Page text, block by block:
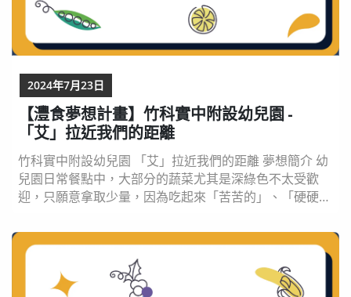
【灃食夢想計畫】竹科實中附設幼兒園 -
「艾」拉近我們的距離
竹科實中附設幼兒園 「艾」拉近我們的距離 夢想簡介 幼
兒園日常餐點中，大部分的蔬菜尤其是深綠色不太受歡
迎，只願意拿取少量，因為吃起來「苦苦的」、「硬硬
綠色蔬菜的味道和纖維，似乎劃下一道界線，讓孩子的胃
口止步。我們進一步帶著孩子食驗用什麼樣的料理方式可
以願意嘗試更多不同味道的蔬菜，探索過程中，孩子偶爾
吃到是用深綠色植物做成的艾粄，被艾粄獨特的香味給
2024年7月23日